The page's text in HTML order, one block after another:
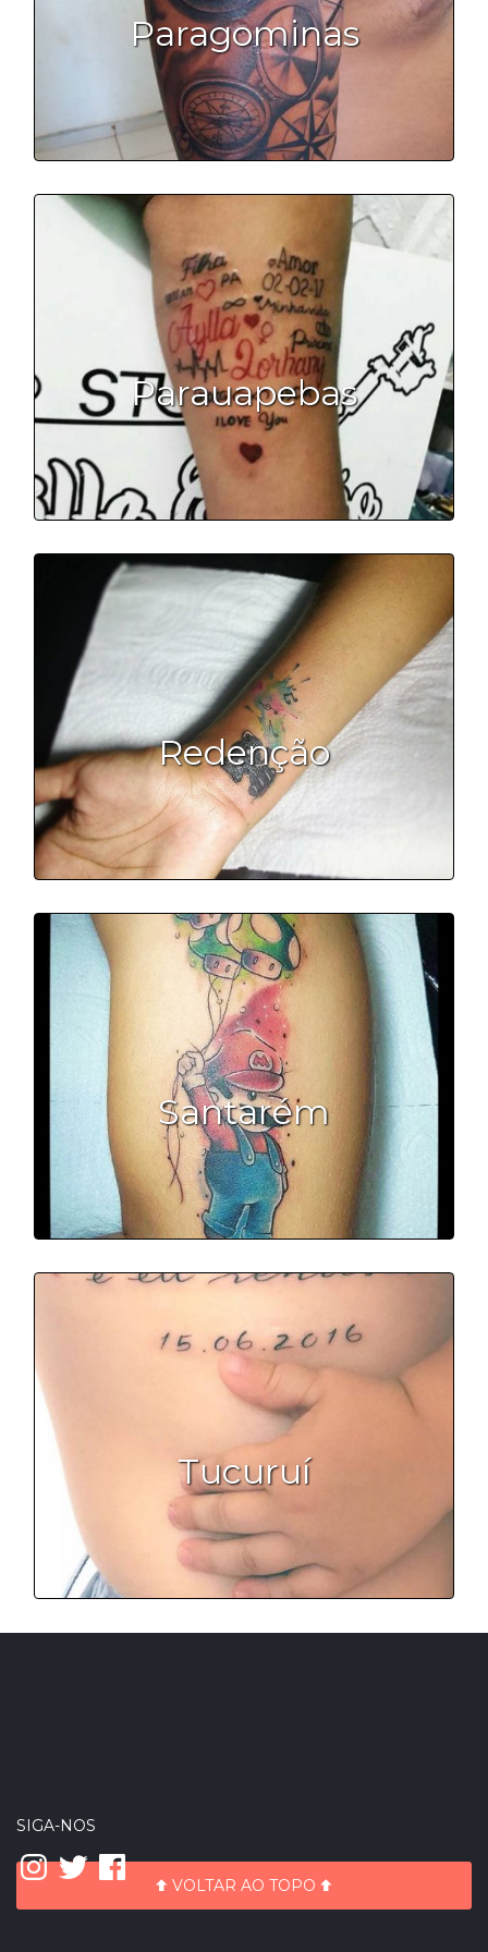
Paragominas
Parauapebas
Redenção
Santarém
Tucuruí
SIGA-NOS
Instagram
TwitterFacebook
VOLTAR AO TOPO